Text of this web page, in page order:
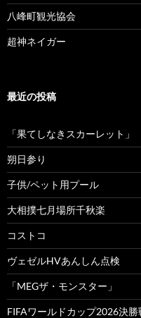
八峰町観光協会
超神ネイガー
最近の投稿
「果てしなきスカーレット」
朔日参り
子供/ペット用プール
大相撲七月場所千秋楽
コストコ
ヴェゼルHVあんしん点検
「MEGザ・モンスター」
FIFAワールドカップ2026決勝